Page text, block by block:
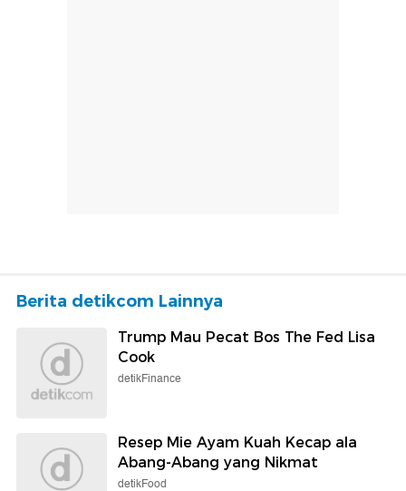
Berita detikcom Lainnya
Trump Mau Pecat Bos The Fed Lisa
Cook
detikFinance
Resep Mie Ayam Kuah Kecap ala
Abang-Abang yang Nikmat
detikFood